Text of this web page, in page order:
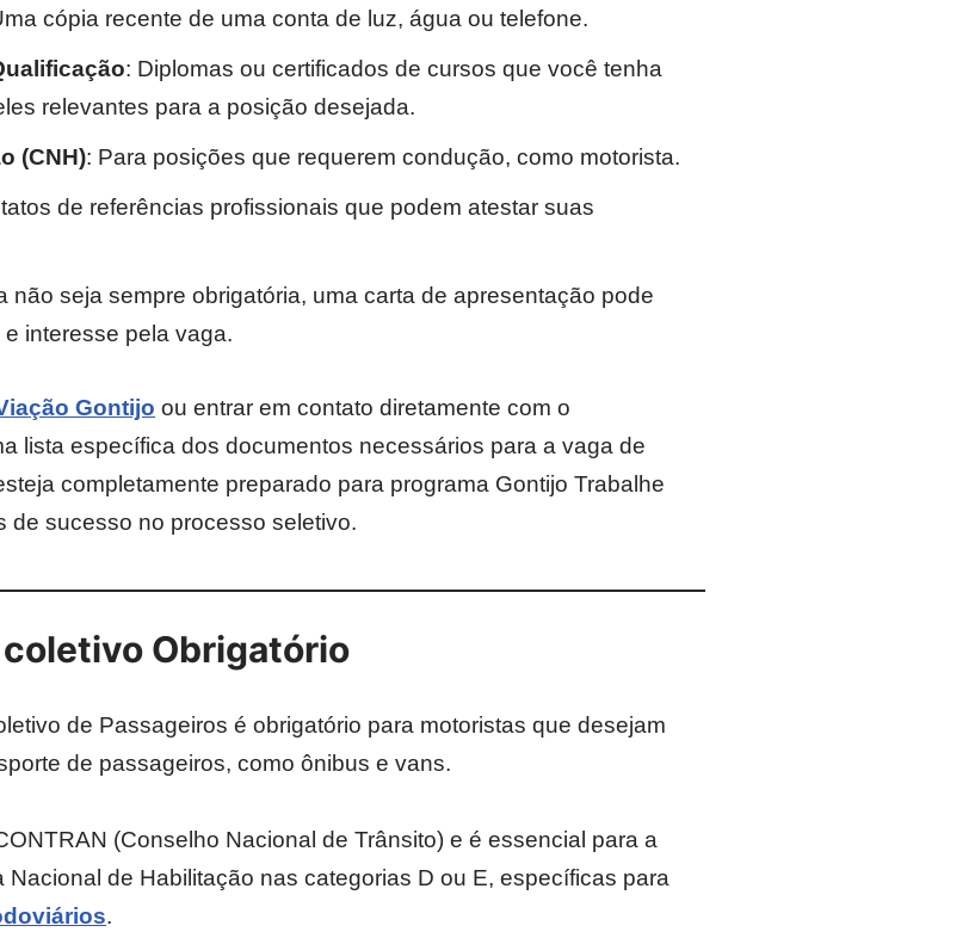
cópia recente de uma conta de luz, água ou telefone.
: Diplomas ou certificados de cursos que você tenha
relevantes para a posição desejada.
(CNH): Para posições que requerem condução, como motorista.
de referências profissionais que podem atestar suas
não seja sempre obrigatória, uma carta de apresentação pode
interesse pela vaga.
Gontijo ou entrar em contato diretamente com o
lista específica dos documentos necessários para a vaga de
completamente preparado para programa Gontijo Trabalhe
de sucesso no processo seletivo.
Obrigatório
de Passageiros é obrigatório para motoristas que desejam
de passageiros, como ônibus e vans.
(Conselho Nacional de Trânsito) e é essencial para a
de Habilitação nas categorias D ou E, específicas para
.